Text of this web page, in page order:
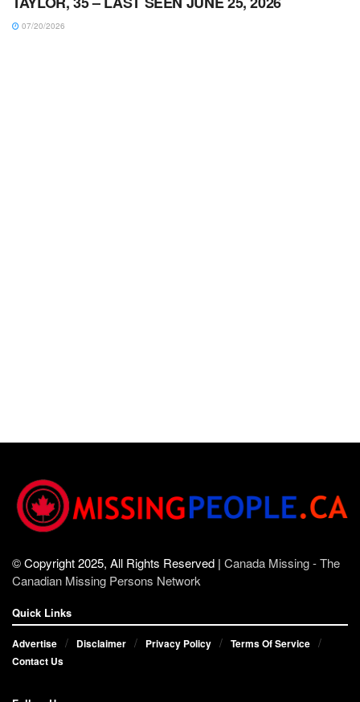
07/20/2026
© Copyright 2025, All Rights Reserved | Canada Missing - The
Canadian Missing Persons Network
Quick Links
Advertise Disclaimer Privacy Policy
Terms Of Service
Contact Us